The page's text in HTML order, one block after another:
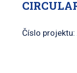
Číslo projektu: